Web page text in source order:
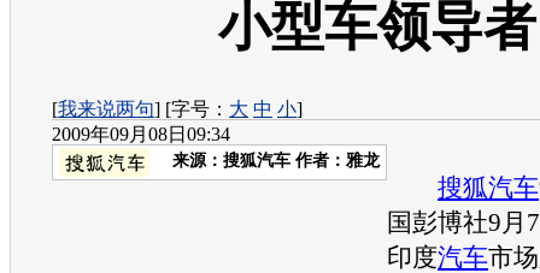
小型车领导者
[我来说两句] [字号： 大 中 小]
2009年09月08日09:34
来源： 搜狐汽车 作者：雅龙
搜狐汽车
国彭博社9月
印度汽车市